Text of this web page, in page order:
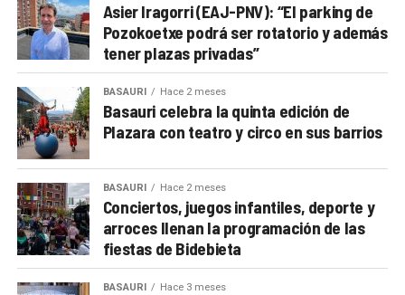
Asier Iragorri (EAJ-PNV): “El parking de
Pozokoetxe podrá ser rotatorio y además
tener plazas privadas”
BASAURI Hace 2 meses
Basauri celebra la quinta edición de
Plazara con teatro y circo en sus barrios
BASAURI Hace 2 meses
Conciertos, juegos infantiles, deporte y
arroces llenan la programación de las
fiestas de Bidebieta
BASAURI Hace 3 meses